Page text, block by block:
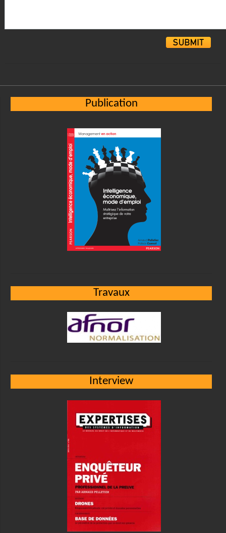
Publication
Travaux
Interview